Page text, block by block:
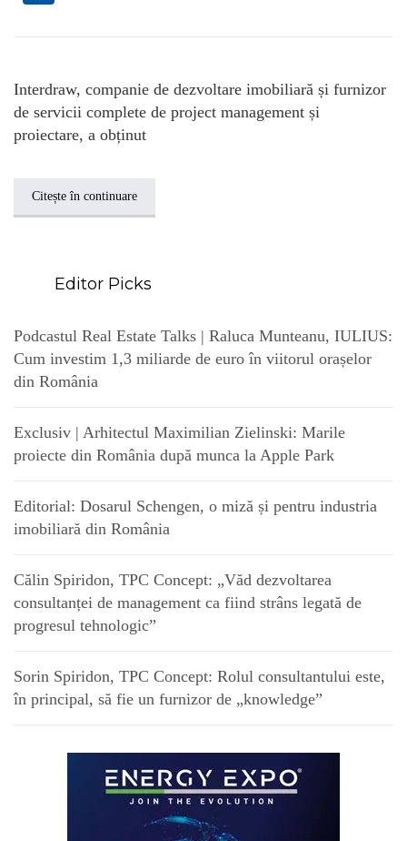
Interdraw, companie de dezvoltare imobiliară și furnizor
de servicii complete de project management și
proiectare, a obținut
Citește în continuare
Editor Picks
Podcastul Real Estate Talks | Raluca Munteanu, IULIUS:
Cum investim 1,3 miliarde de euro în viitorul orașelor
din România
Exclusiv | Arhitectul Maximilian Zielinski: Marile
proiecte din România după munca la Apple Park
Editorial: Dosarul Schengen, o miză și pentru industria
imobiliară din România
Călin Spiridon, TPC Concept: „Văd dezvoltarea
consultanței de management ca fiind strâns legată de
progresul tehnologic”
Sorin Spiridon, TPC Concept: Rolul consultantului este,
în principal, să fie un furnizor de „knowledge”